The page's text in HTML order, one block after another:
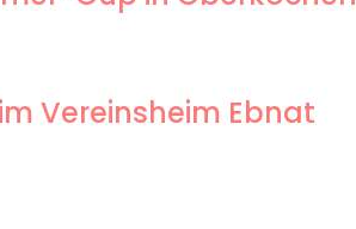
Vereinsheim Ebnat